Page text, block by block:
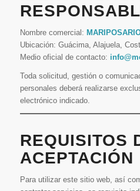
Nombre comercial:
Ubicación: Guácima, Alajuela,
Medio oficial de contacto:
Toda solicitud, gestión o
personales deberá realizarse
electrónico indicado.
REQUISITOS
ACEPTACIÓN
Para utilizar este sitio web, así